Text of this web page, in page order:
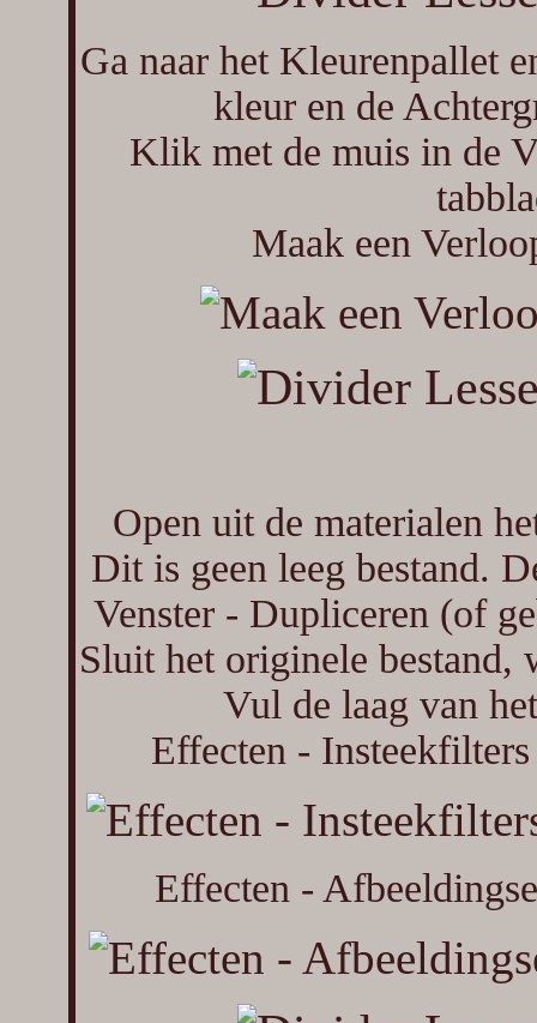
Ga naar het Kleurenpallet
kleur en de
Klik met de muis in de
Maak een
Open uit de materialen
Dit is geen leeg bestand.
Venster - Dupliceren (of
Sluit het originele bestand,
Vul de laag van
Effecten -
Effecten -